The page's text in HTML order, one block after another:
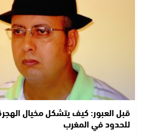
قبل العبور: كيف يتشكل مخيال
للحدود في المغرب